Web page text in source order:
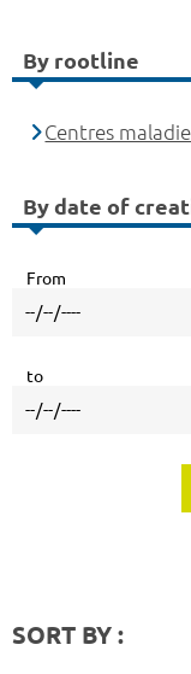
By rootline
Centres
By date of
From
to
SORT BY :